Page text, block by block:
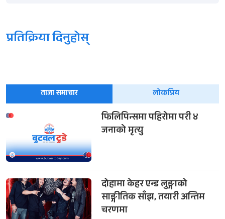
प्रतिक्रिया दिनुहोस्
ताजा समाचार लोकप्रिय
फिलिपिन्समा पहिरोमा परी ४
जनाको मृत्यु
दोहामा केहर एन्ड लुङ्गाको
साङ्गीतिक साँझ, तयारी अन्तिम
चरणमा